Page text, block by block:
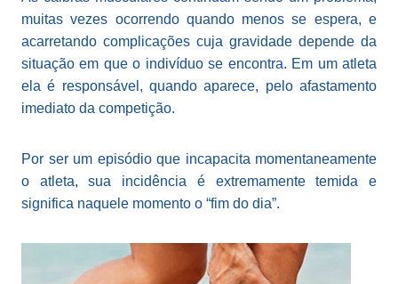
muitas vezes ocorrendo quando menos se espera, e
acarretando complicações cuja gravidade depende da
situação em que o indivíduo se encontra. Em um atleta
ela é responsável, quando aparece, pelo afastamento
imediato da competição.
Por ser um episódio que incapacita momentaneamente
o atleta, sua incidência é extremamente temida e
significa naquele momento o “fim do dia”.